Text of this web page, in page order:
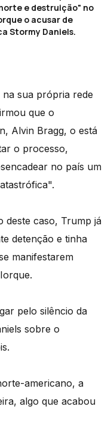
e destruição" no
o acusar de
Stormy Daniels.
sua própria rede
que o
Alvin Bragg, o está
o processo,
no país um
deste caso, Trump já
detenção e tinha
manifestarem
pelo silêncio da
sobre o
americano, a
algo que acabou